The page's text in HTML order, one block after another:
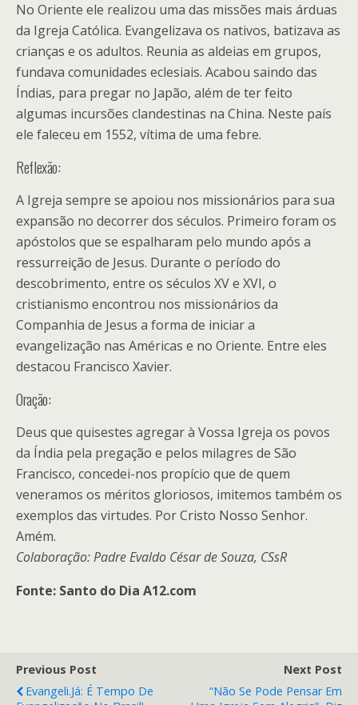
No Oriente ele realizou uma das missões mais árduas
da Igreja Católica. Evangelizava os nativos, batizava as
crianças e os adultos. Reunia as aldeias em grupos,
fundava comunidades eclesiais. Acabou saindo das
Índias, para pregar no Japão, além de ter feito
algumas incursões clandestinas na China. Neste país
ele faleceu em 1552, vítima de uma febre.
Reflexão:
A Igreja sempre se apoiou nos missionários para sua
expansão no decorrer dos séculos. Primeiro foram os
apóstolos que se espalharam pelo mundo após a
ressurreição de Jesus. Durante o período do
descobrimento, entre os séculos XV e XVI, o
cristianismo encontrou nos missionários da
Companhia de Jesus a forma de iniciar a
evangelização nas Américas e no Oriente. Entre eles
destacou Francisco Xavier.
Oração:
Deus que quisestes agregar à Vossa Igreja os povos
da Índia pela pregação e pelos milagres de São
Francisco, concedei-nos propício que de quem
veneramos os méritos gloriosos, imitemos também os
exemplos das virtudes. Por Cristo Nosso Senhor.
Amém.
Colaboração: Padre Evaldo César de Souza, CSsR
Fonte: Santo do Dia A12.com
Previous Post
Evangeli.já: É Tempo De
Next Post
“Não Se Pode Pensar Em